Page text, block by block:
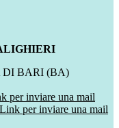
DI BARI (BA)
per inviare una mail
Link per inviare una mail